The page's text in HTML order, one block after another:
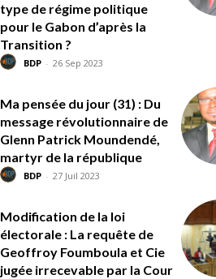
type de régime politique
pour le Gabon d’après la
Transition ?
BDP - 26 Sep 2023
Ma pensée du jour (31) : Du
message révolutionnaire de
Glenn Patrick Moundendé,
martyr de la république
BDP - 27 Juil 2023
Modification de la loi
électorale : La requête de
Geoffroy Foumboula et Cie
jugée irrecevable par la Cour